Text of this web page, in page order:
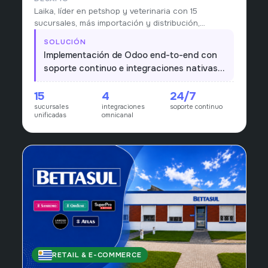
Laika, líder en petshop y veterinaria con 15
sucursales, más importación y distribución,
operaba con stock fragmentado y procesos que
no escalaban al ritmo de la red.
SOLUCIÓN
Implementación de Odoo end-to-end con
soporte continuo e integraciones nativas
con PedidosYa, Mercado Libre, Rondanet y
Fenicio para un único núcleo operativo y
comercial.
15
sucursales
unificadas
4
integraciones
omnicanal
24/7
soporte continuo
URUGUAY
RETAIL & E-COMMERCE